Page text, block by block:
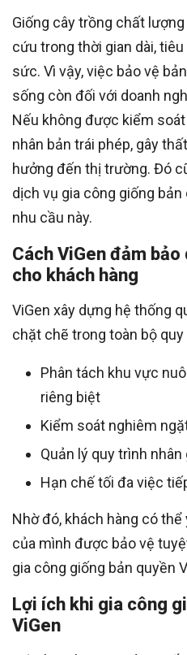
Giống cây trồng chất
cứu trong thời gian dài,
sức. Vì vậy, việc bảo vệ
sống còn đối với doanh
Nếu không được kiểm
nhân bản trái phép, gây
hưởng đến thị trường. Đó
dịch vụ gia công giống
nhu cầu này.
Cách ViGen đảm
cho khách hàng
ViGen xây dựng hệ thống
chặt chẽ trong toàn bộ
Phân tách khu vực
riêng biệt
Kiểm soát nghiêm
Quản lý quy trình
Hạn chế tối đa việc
Nhờ đó, khách hàng có
của mình được bảo vệ
gia công giống bản quyền
Lợi ích khi gia công
ViGen